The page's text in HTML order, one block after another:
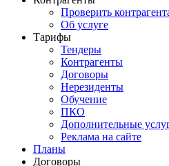
Проверить
Об услуге
Тарифы
Тендеры
Контрагенты
Договоры
Нерезиденты
Обучение
ПКО
Дополнительные
Реклама на сайте
Планы
Договоры